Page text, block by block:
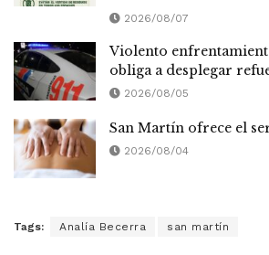
2026/08/07
Violento
obliga a desplegar
2026/08/05
San Martín ofrece el
2026/08/04
Tags: Analía Becerra san martín